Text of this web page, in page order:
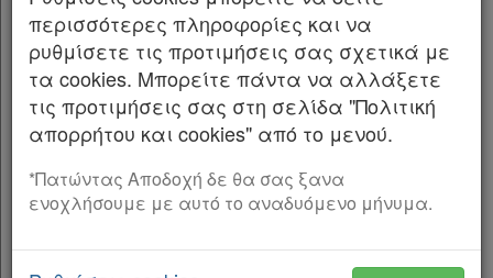
Πολεοδομικής Νομοθεσίας (Δ’ 580, 27.07.1999),
β) των άρθρων 11, 12, 14, 15, 19 και 31 παρ. 1
του ν.4067/2012 «Νέος Οικοδομικός
Κανονισμός» (Α’ 79),
γ) της περ. α της παρ. 1 του άρθρου 29 του ν.
2508/1997 «Βιώσιμη οικιστική ανάπτυξη των
πόλεων και οικισμών της χώρας και άλλες
διατάξεις» (Α’ 124), όπως ισχύει μετά την
περισσότερες πληροφορίες και να
ρυθμίσετε τις προτιμήσεις σας σχετικά με
τα cookies. Μπορείτε πάντα να αλλάξετε
τις προτιμήσεις σας στη σελίδα "Πολιτική
απορρήτου και cookies" από το μενού.
*Πατώντας Αποδοχή δε θα σας ξανα
ενοχλήσουμε με αυτό το αναδυόμενο μήνυμα.